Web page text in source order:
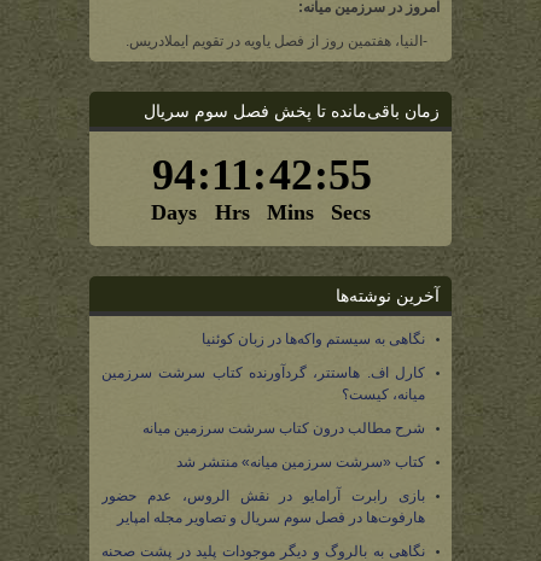
امروز در سرزمین میانه:
-النیا، هفتمین روز از فصل یاویه در تقویم ایملادریس.
زمان باقی‌مانده تا پخش فصل سوم سریال
آخرین نوشته‌ها
نگاهی به سیستم واکه‌ها در زبان کوئنیا
کارل اف. هاستتر، گردآورنده کتاب سرشت سرزمین
میانه، کیست؟
شرح مطالب درون کتاب سرشت سرزمین میانه
کتاب «سرشت سرزمین میانه» منتشر شد
بازی رابرت آرامایو در نقش الروس، عدم حضور
هارفوت‌ها در فصل سوم سریال و تصاویر مجله امپایر
نگاهی به بالروگ و دیگر موجودات پلید در پشت صحنه